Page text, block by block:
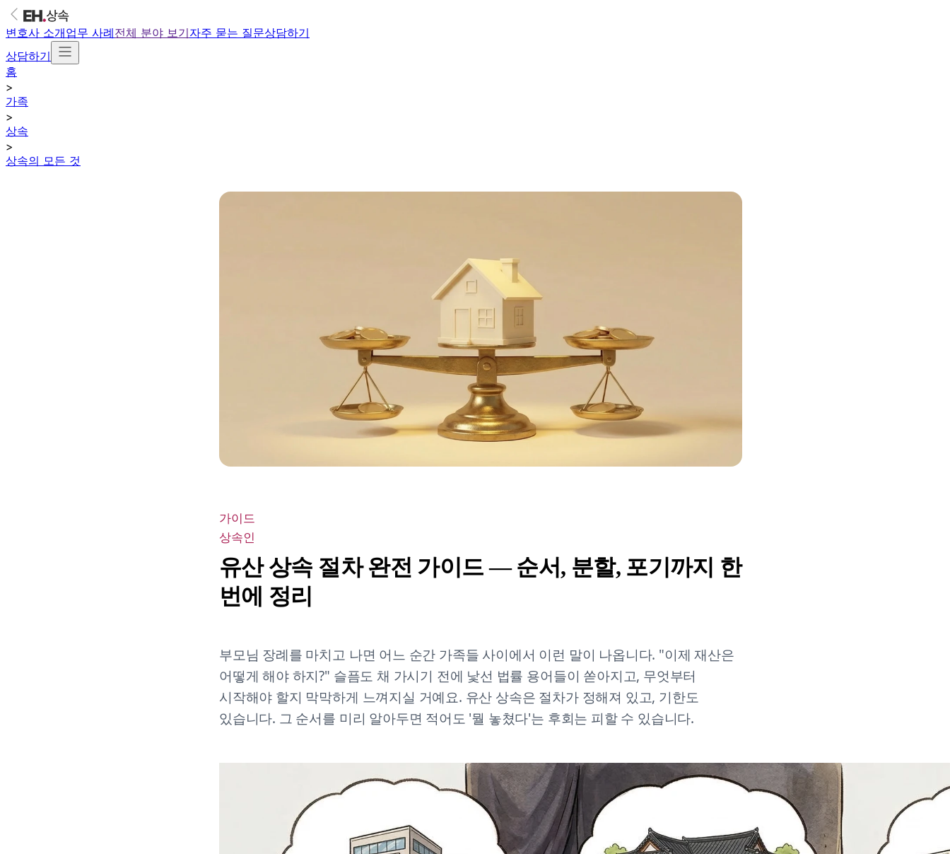
변호사 소개업무 사례전체 분야 보기자주 묻는 질문상담하기
상담하기
홈
>
가족
>
상속
>
상속의 모든 것
가이드
상속인
유산 상속 절차 완전 가이드 — 순서, 분할, 포기까지 한
번에 정리
부모님 장례를 마치고 나면 어느 순간 가족들 사이에서 이런 말이 나옵니다. "이제 재산은
어떻게 해야 하지?" 슬픔도 채 가시기 전에 낯선 법률 용어들이 쏟아지고, 무엇부터
시작해야 할지 막막하게 느껴지실 거예요. 유산 상속은 절차가 정해져 있고, 기한도
있습니다. 그 순서를 미리 알아두면 적어도 '뭘 놓쳤다'는 후회는 피할 수 있습니다.